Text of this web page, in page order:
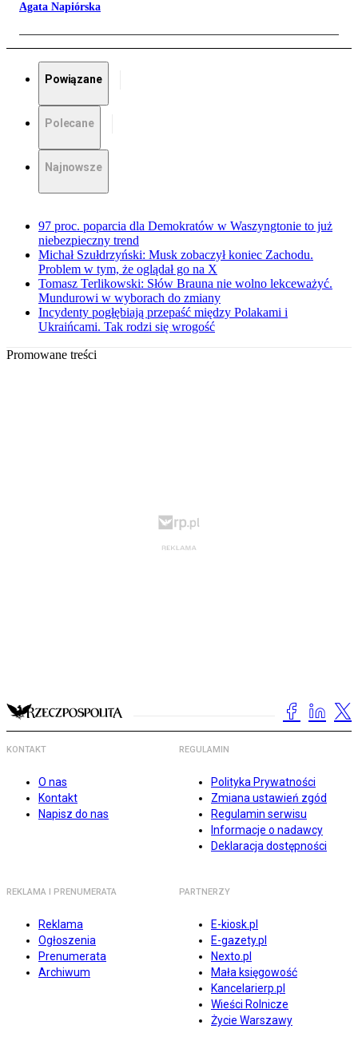
Agata Napiórska
Powiązane
Polecane
Najnowsze
97 proc. poparcia dla Demokratów w Waszyngtonie to już
niebezpieczny trend
Michał Szułdrzyński: Musk zobaczył koniec Zachodu.
Problem w tym, że oglądał go na X
Tomasz Terlikowski: Słów Brauna nie wolno lekceważyć.
Mundurowi w wyborach do zmiany
Incydenty pogłębiają przepaść między Polakami i
Ukraińcami. Tak rodzi się wrogość
Promowane treści
KONTAKT
O nas
Kontakt
Napisz do nas
REGULAMIN
Polityka Prywatności
Zmiana ustawień zgód
Regulamin serwisu
Informacje o nadawcy
Deklaracja dostępności
REKLAMA I PRENUMERATA
Reklama
Ogłoszenia
Prenumerata
Archiwum
PARTNERZY
E-kiosk.pl
E-gazety.pl
Nexto.pl
Mała księgowość
Kancelarierp.pl
Wieści Rolnicze
Życie Warszawy